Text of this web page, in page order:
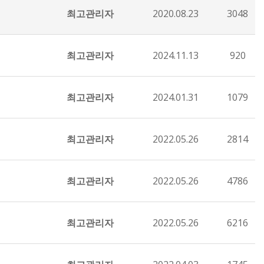
최고관리자 2020.08.23 3048
최고관리자 2024.11.13 920
최고관리자 2024.01.31 1079
최고관리자 2022.05.26 2814
최고관리자 2022.05.26 4786
최고관리자 2022.05.26 6216